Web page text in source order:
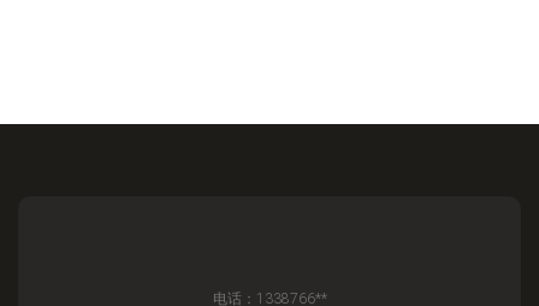
电话：1338766**